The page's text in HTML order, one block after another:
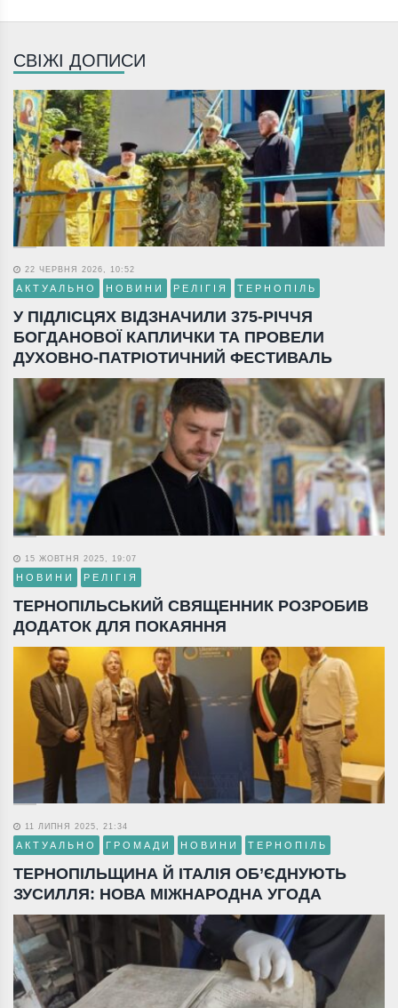
СВІЖІ ДОПИСИ
22 ЧЕРВНЯ 2026, 10:52
АКТУАЛЬНО НОВИНИ РЕЛІГІЯ ТЕРНОПІЛЬ
У ПІДЛІСЦЯХ ВІДЗНАЧИЛИ 375-РІЧЧЯ
БОГДАНОВОЇ КАПЛИЧКИ ТА ПРОВЕЛИ
ДУХОВНО-ПАТРІОТИЧНИЙ ФЕСТИВАЛЬ
15 ЖОВТНЯ 2025, 19:07
НОВИНИ РЕЛІГІЯ
ТЕРНОПІЛЬСЬКИЙ СВЯЩЕННИК РОЗРОБИВ
ДОДАТОК ДЛЯ ПОКАЯННЯ
11 ЛИПНЯ 2025, 21:34
АКТУАЛЬНО ГРОМАДИ НОВИНИ ТЕРНОПІЛЬ
ТЕРНОПІЛЬЩИНА Й ІТАЛІЯ ОБ’ЄДНУЮТЬ
ЗУСИЛЛЯ: НОВА МІЖНАРОДНА УГОДА